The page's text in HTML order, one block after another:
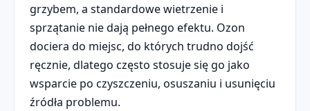
grzybem, a standardowe wietrzenie i
sprzątanie nie dają pełnego efektu. Ozon
dociera do miejsc, do których trudno dojść
ręcznie, dlatego często stosuje się go jako
wsparcie po czyszczeniu, osuszaniu i usunięciu
źródła problemu.